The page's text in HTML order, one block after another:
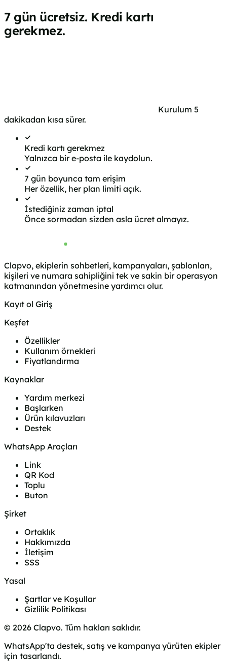
7 gün ücretsiz. Kredi kartı
gerekmez.
Kurulum 5
dakikadan kısa sürer.
Kredi kartı gerekmez
Yalnızca bir e-posta ile kaydolun.
7 gün boyunca tam erişim
Her özellik, her plan limiti açık.
İstediğiniz zaman iptal
Önce sormadan sizden asla ücret almayız.
Clapvo, ekiplerin sohbetleri, kampanyaları, şablonları,
kişileri ve numara sahipliğini tek ve sakin bir operasyon
katmanından yönetmesine yardımcı olur.
Kayıt ol Giriş
Keşfet
Özellikler
Kullanım örnekleri
Fiyatlandırma
Kaynaklar
Yardım merkezi
Başlarken
Ürün kılavuzları
Destek
WhatsApp Araçları
Link
QR Kod
Toplu
Buton
Şirket
Ortaklık
Hakkımızda
İletişim
SSS
Yasal
Şartlar ve Koşullar
Gizlilik Politikası
© 2026 Clapvo. Tüm hakları saklıdır.
WhatsApp'ta destek, satış ve kampanya yürüten ekipler
için tasarlandı.